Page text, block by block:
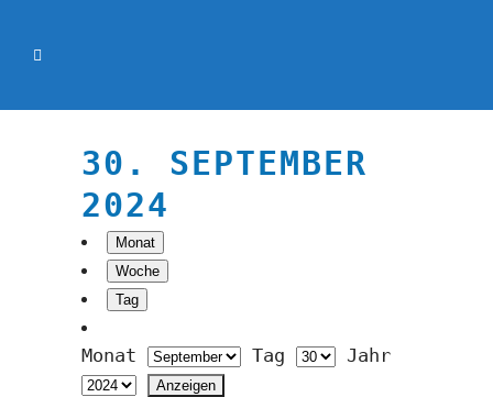
30. SEPTEMBER
2024
Monat
Woche
Tag
Monat Tag Jahr